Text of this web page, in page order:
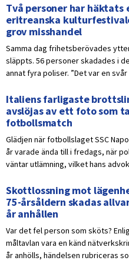
Två personer har
eritreanska
grov misshandel
Samma dag frihetsberövades
släppts. 56 personer skadades i
annat fyra poliser. ”Det var en
Italiens farligaste
avslöjas av ett foto som
fotbollsmatch
Glädjen när fotbollslaget SSC
år varade ända till i fredags, när
väntar utlämning, vilket hans
Skottlossning mot
75-årsåldern skadas
år anhållen
Var det fel person som sköts?
måltavlan vara en känd
år anhölls, händelsen rubriceras